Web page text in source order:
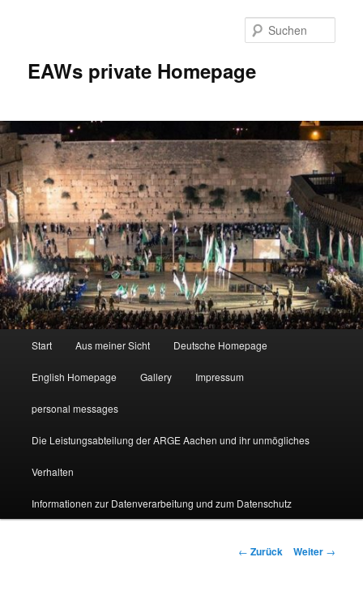
EAWs private Homepage
Start Aus meiner Sicht Deutsche Homepage
English Homepage Gallery Impressum
personal messages
Die Leistungsabteilung der ARGE Aachen und ihr unmögliches
Verhalten
Informationen zur Datenverarbeitung und zum Datenschutz
Beitragsnavigation
← Zurück Weiter →